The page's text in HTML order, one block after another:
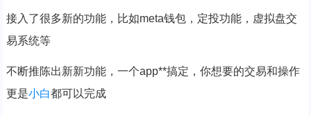
接入了很多新的功能，比如meta钱包，定投功能，虚拟盘交
易系统等
不断推陈出新新功能，一个app**搞定，你想要的交易和操作
更是小白都可以完成